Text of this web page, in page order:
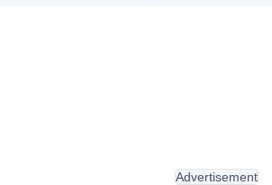
Advertisement